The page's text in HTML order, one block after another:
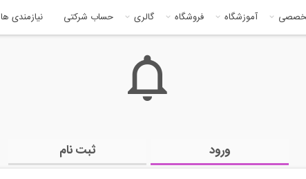
آموزشگاه فروشگاه گالری حساب شرکتی نیازمندی ها
ورود ثبت نام